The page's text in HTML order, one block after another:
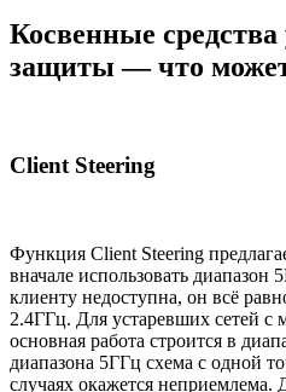
Косвенные
защиты — что
Client Steering
Функция Client Steering
вначале использовать диапазон
клиенту недоступна, он всё
2.4ГГц. Для устаревших сетей с
основная работа строится в
диапазона 5ГГц схема с одной
случаях окажется неприемлема.